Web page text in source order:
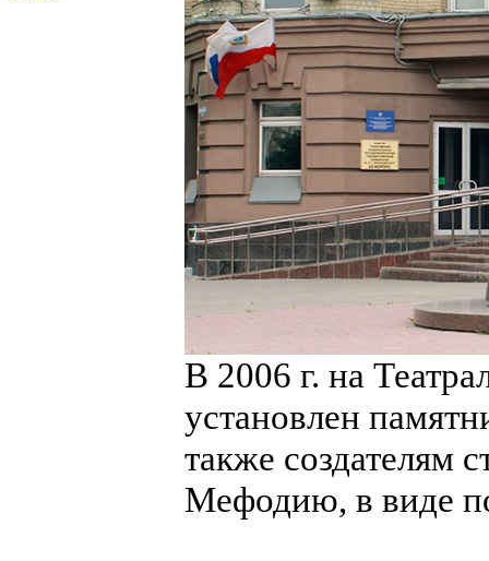
В 2006 г. на
установлен
также создателям
Мефодию, в виде